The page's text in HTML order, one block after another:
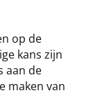
op de
kans zijn
aan de
maken van